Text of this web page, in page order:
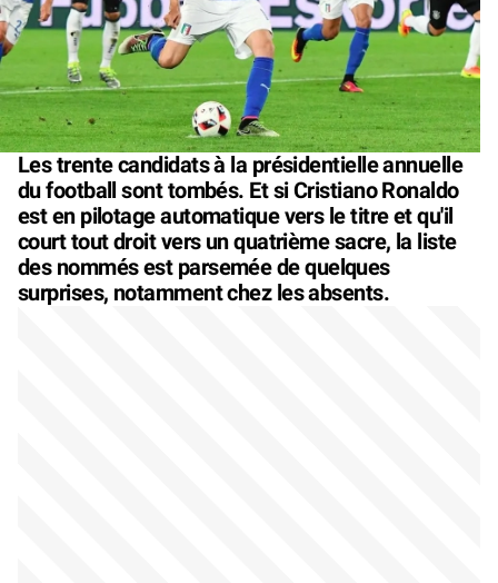
Les trente candidats à la présidentielle annuelle
du football sont tombés. Et si Cristiano Ronaldo
est en pilotage automatique vers le titre et qu'il
court tout droit vers un quatrième sacre, la liste
des nommés est parsemée de quelques
surprises, notamment chez les absents.